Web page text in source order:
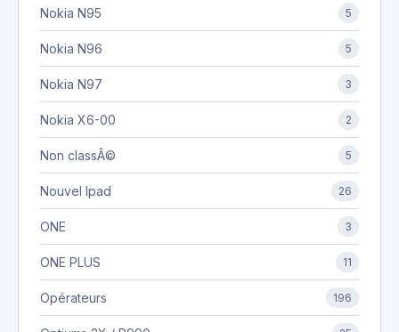
Nokia N95 5
Nokia N96 5
Nokia N97 3
Nokia X6-00 2
Non classÃ© 5
Nouvel Ipad 26
ONE 3
ONE PLUS 11
Opérateurs 196